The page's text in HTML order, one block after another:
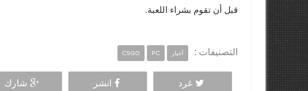
قبل أن تقوم بشراء اللعبة.
التصنيفات : أخبار CSGO PC
غرد انشر شارك